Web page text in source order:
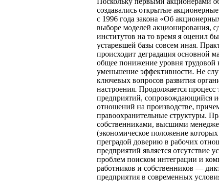
создавались открытые
с 1996 года закона «Об
выборе моделей акционирования,
институтов на то время я оценил
устаревшей базы совсем иная.
происходит деградация основной
общее понижение уровня трудовой
уменьшение эффективности. Не
ключевых вопросов развития
настроения. Продолжается
предприятий, сопровождающийся
отношений на производстве,
правоохранительные структуры.
собственниками, высшими
(экономическое положение
преградой доверию в рабочих
предприятий является отсутствие
проблем поиском интеграции и
работников и собственников —
предприятия в современных